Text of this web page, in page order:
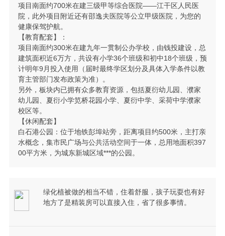
项目南面约700米在建三级甲等综合医院——江干区人民医
院，此外项目附近还有邵逸夫医院等公立甲级医院，为您的
健康保驾护航。
【教育配套】：
项目南面约300米在建九年一贯制公办学校，由钱投建设，总
建筑面积近6万方，共设有小学36个班级和初中18个班级，预
计明年9月投入使用（届时最终学区划分及具体入学条件以教
育主管部门发布政策为准）。
另外，板块内已拥有众多教育资源，包括夏衍幼儿园、濮家
幼儿园、夏衍小学笕桥花园小学、夏衍中学、采荷中学濮家
校区等。
【休闲配套】
白石港公园：位于地铁彭埠站旁，距离项目约500米，主打亲
水概念，集市民广场与公共活动空间于一体，总用地面积397
00平方米，为城东新城区域***的公园。
绿化植被做的相当不错，住着舒服，孩子玩耍也有好
地方了是精装房可以直接入住，省了很多事情。